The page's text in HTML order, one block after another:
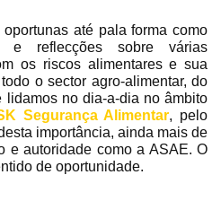
até pala forma como
e reflecções sobre várias
os riscos alimentares e sua
o sector agro-alimentar, do
lidamos no dia-a-dia no âmbito
Segurança Alimentar, pelo
importância, ainda mais de
e autoridade como a ASAE. O
de oportunidade.